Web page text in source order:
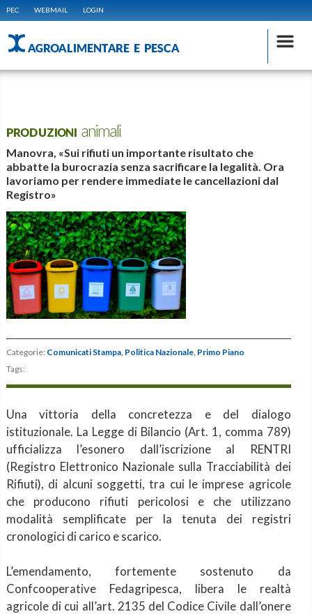
PEC WEBMAIL LOGIN
AGROALIMENTARE E PESCA
PRODUZIONI animali
Manovra, «Sui rifiuti un importante risultato che
abbatte la burocrazia senza sacrificare la legalità. Ora
lavoriamo per rendere immediate le cancellazioni dal
Registro»
Categorie: Comunicati Stampa, Politica Nazionale, Primo Piano
Tags:
Una vittoria della concretezza e del dialogo
istituzionale. La Legge di Bilancio (Art. 1, comma 789)
ufficializza l’esonero dall’iscrizione al RENTRI
(Registro Elettronico Nazionale sulla Tracciabilità dei
Rifiuti), di alcuni soggetti, tra cui le imprese agricole
che producono rifiuti pericolosi e che utilizzano
modalità semplificate per la tenuta dei registri
cronologici di carico e scarico.
L’emendamento, fortemente sostenuto da
Confcooperative Fedagripesca, libera le realtà
agricole di cui all’art. 2135 del Codice Civile dall’onere